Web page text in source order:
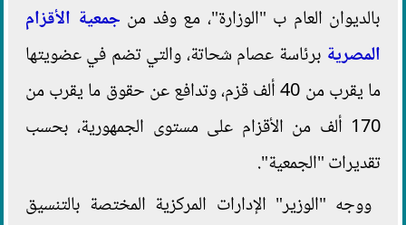
بالديوان العام ب "الوزارة"، مع وفد من جمعية الأقزام
المصرية برئاسة عصام شحاتة، والتي تضم في عضويتها
ما يقرب من 40 ألف قزم، وتدافع عن حقوق ما يقرب من
170 ألف من الأقزام على مستوى الجمهورية، بحسب
تقديرات "الجمعية".
ووجه "الوزير" الإدارات المركزية المختصة بالتنسيق